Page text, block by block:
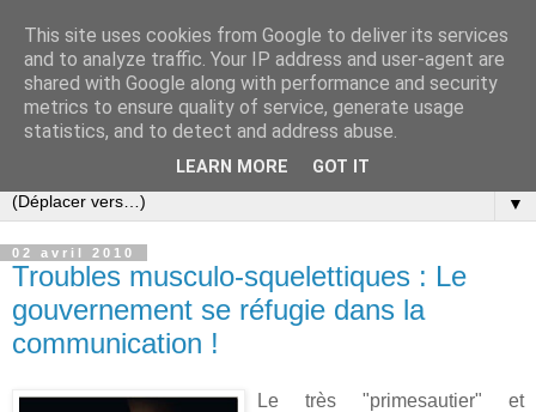
Slovar les Nouvelles
Blog citoyen d'informations, de décryptages et de
commentaires depuis 2005
▼
02 avril 2010
Troubles musculo-squelettiques : Le
gouvernement se réfugie dans la
communication !
Le très "primesautier" et
This site uses cookies from Google to deliver its services
and to analyze traffic. Your IP address and user-agent are
shared with Google along with performance and security
metrics to ensure quality of service, generate usage
statistics, and to detect and address abuse.
LEARN MORE GOT IT